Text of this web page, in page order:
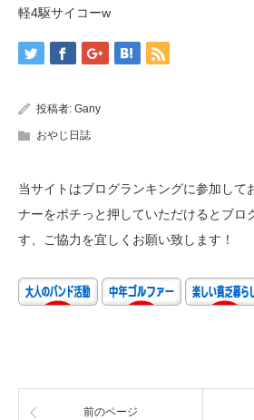
軽4駆サイコーw
投稿者: Gany
おやじ日誌
当サイトはブログランキングに参加して
ナーをポチっと押していただけるとブロ
す、ご協力を宜しくお願い致します！
前のページ